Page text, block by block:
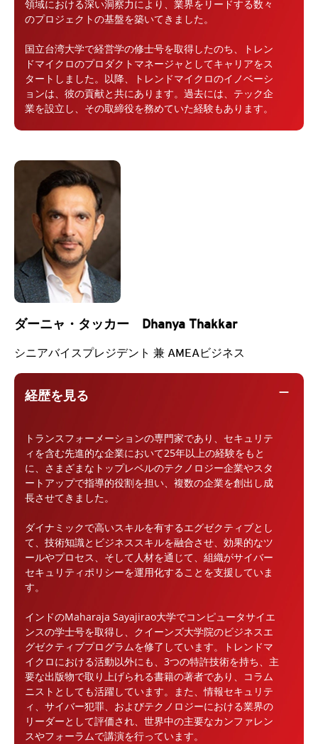
領域における深い洞察力により、業界をリードする数々
のプロジェクトの基盤を築いてきました。
国立台湾大学で経営学の修士号を取得したのち、トレン
ドマイクロのプロダクトマネージャとしてキャリアをス
タートしました。以降、トレンドマイクロのイノベーシ
ョンは、彼の貢献と共にあります。過去には、テック企
業を設立し、その取締役を務めていた経験もあります。
ダーニャ・タッカー Dhanya Thakkar
シニアバイスプレジデント 兼 AMEAビジネス
経歴を見る remove
トランスフォーメーションの専門家であり、セキュリテ
ィを含む先進的な企業において25年以上の経験をもと
に、さまざまなトップレベルのテクノロジー企業やスタ
ートアップで指導的役割を担い、複数の企業を創出し成
長させてきました。
ダイナミックで高いスキルを有するエグゼクティブとし
て、技術知識とビジネススキルを融合させ、効果的なツ
ールやプロセス、そして人材を通じて、組織がサイバー
セキュリティポリシーを運用化することを支援していま
す。
インドのMaharaja Sayajirao大学でコンピュータサイエ
ンスの学士号を取得し、クイーンズ大学院のビジネスエ
グゼクティブプログラムを修了しています。トレンドマ
イクロにおける活動以外にも、3つの特許技術を持ち、主
要な出版物で取り上げられる書籍の著者であり、コラム
ニストとしても活躍しています。また、情報セキュリテ
ィ、サイバー犯罪、およびテクノロジーにおける業界の
リーダーとして評価され、世界中の主要なカンファレン
スやフォーラムで講演を行っています。